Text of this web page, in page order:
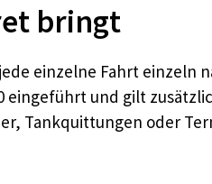
bringt
einzelne Fahrt einzeln
eingeführt und gilt
Tankquittungen oder